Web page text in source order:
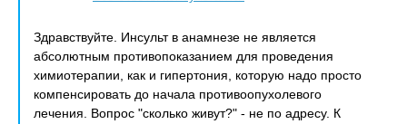
Здравствуйте. Инсульт в анамнезе не является
абсолютным противопоказанием для проведения
химиотерапии, как и гипертония, которую надо просто
компенсировать до начала противоопухолевого
лечения. Вопрос "сколько живут?" - не по адресу. К